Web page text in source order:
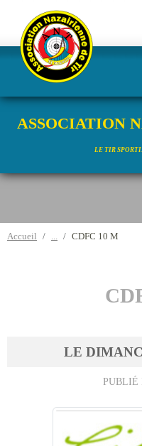
ASSOCIATION
LE TIR
Accueil CDFC 10 M
LE
PUBLIÉ
Panneau de gestion des cookies